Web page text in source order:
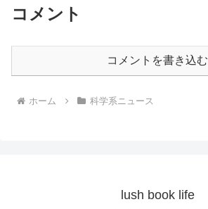
コメント
コメントを書き込む
ホーム 科学系ニュース
lush book life